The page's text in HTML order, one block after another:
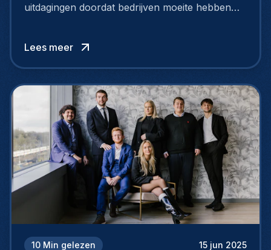
uitdagingen doordat bedrijven moeite hebben
zet veel organisaties onder druk en vertraagt de
uitvoering van projecten.
Lees meer
10 Min gelezen 15 jun 2025